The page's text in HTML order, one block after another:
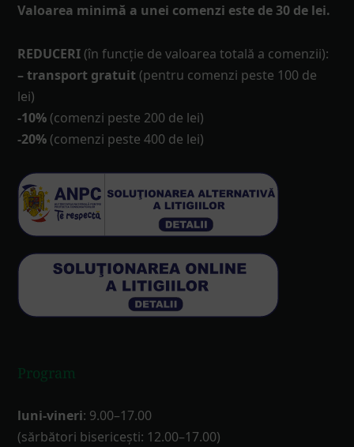
Valoarea minimă a unei comenzi este de 30 de lei.
REDUCERI (în funcţie de valoarea totală a comenzii):
– transport gratuit (pentru comenzi peste 100 de
lei)
-10% (comenzi peste 200 de lei)
-20% (comenzi peste 400 de lei)
Program
luni-vineri: 9.00–17.00
(sărbători bisericești: 12.00–17.00)